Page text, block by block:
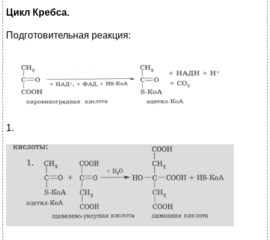
Цикл Кребса.
Подготовительная реакция:
1.